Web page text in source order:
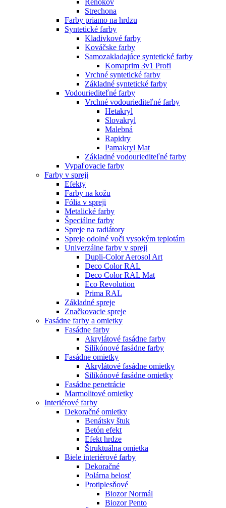
Renokov
Strechona
Farby priamo na hrdzu
Syntetické farby
Kladivkové farby
Kováčske farby
Samozakladajúce syntetické farby
Komaprim 3v1 Profi
Vrchné syntetické farby
Základné syntetické farby
Vodouriediteľné farby
Vrchné vodouriediteľné farby
Hetakryl
Slovakryl
Malebná
Rapidry
Pamakryl Mat
Základné vodouriediteľné farby
Vypaľovacie farby
Farby v spreji
Efekty
Farby na kožu
Fólia v spreji
Metalické farby
Špeciálne farby
Spreje na radiátory
Spreje odolné voči vysokým teplotám
Univerzálne farby v spreji
Dupli-Color Aerosol Art
Deco Color RAL
Deco Color RAL Mat
Eco Revolution
Prima RAL
Základné spreje
Značkovacie spreje
Fasádne farby a omietky
Fasádne farby
Akrylátové fasádne farby
Silikónové fasádne farby
Fasádne omietky
Akrylátové fasádne omietky
Silikónové fasádne omietky
Fasádne penetrácie
Marmolitové omietky
Interiérové farby
Dekoračné omietky
Benátsky štuk
Betón efekt
Efekt hrdze
Štruktuálna omietka
Biele interiérové farby
Dekoračné
Polárna belosť
Protiplesňové
Biozor Normál
Biozor Pento